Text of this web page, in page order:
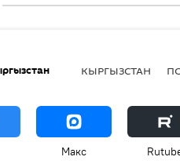
КЫРГЫЗСТАН
Макс